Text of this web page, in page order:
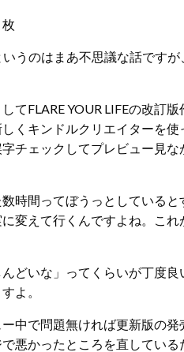
いうのはまあ不思議な話です
てFLARE YOUR LIFEの改訂
くキンドルクリエイターを
チェックしてプレビュー見
時間ってぼうっとしている
変えて行くんですよね。こ
どいな」ってくらいが丁度
よ。
中で問題無ければ更新版の
悪かったところを直してい